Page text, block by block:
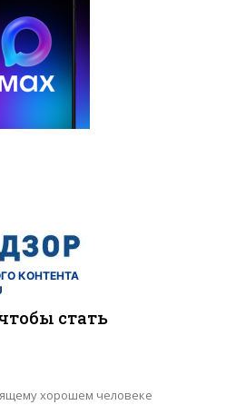
КОНТЕНТА
стать
хорошем человеке